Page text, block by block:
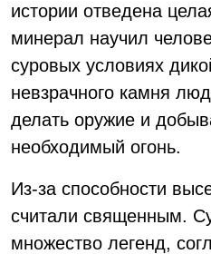
истории отведена
минерал научил
суровых условиях
невзрачного камня
делать оружие и
необходимый огонь.
Из-за способности
считали священным.
множество легенд,